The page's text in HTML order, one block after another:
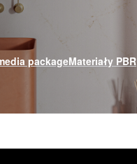
packageMateriały PBR